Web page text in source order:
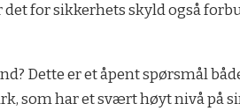
det for sikkerhets skyld også
Dette er et åpent spørsmål
som har et svært høyt nivå på